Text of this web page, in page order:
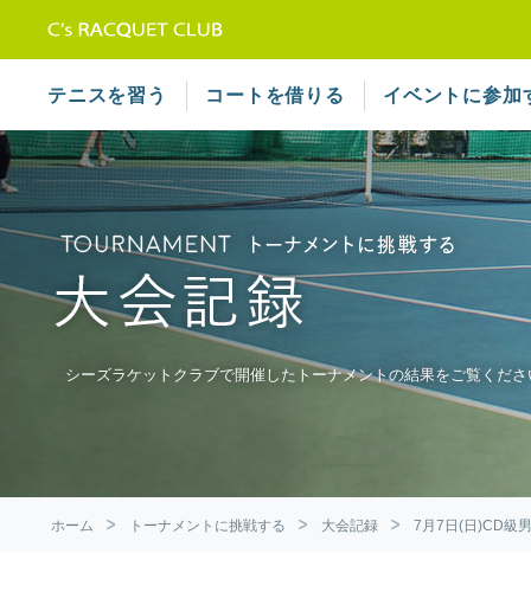
テニスを習う コートを借りる イベントに参加
シーズラケットクラブで開催したトーナメントの結果をご覧くださ
ホーム トーナメントに挑戦する 大会記録 7月7日(日)CD級